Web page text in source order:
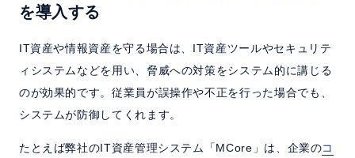
を導入する
IT資産や情報資産を守る場合は、IT資産ツールやセキュリテ
ィシステムなどを用い、脅威への対策をシステム的に講じる
のが効果的です。従業員が誤操作や不正を行った場合でも、
システムが防御してくれます。
たとえば弊社のIT資産管理システム「MCore」は、企業のコ